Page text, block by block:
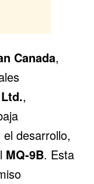
Canada,
,
el desarrollo,
MQ-9B. Esta